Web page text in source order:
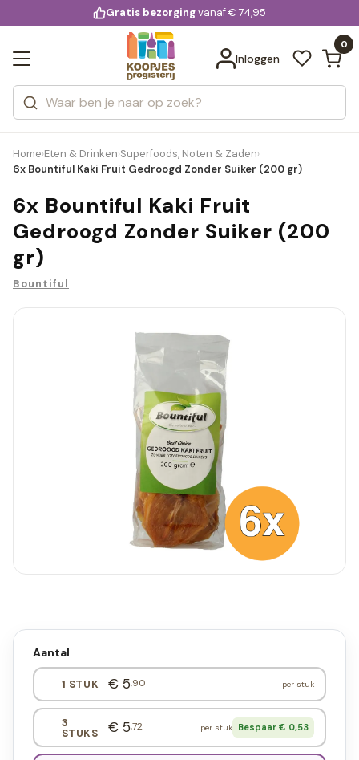
voor 20:00 uur besteld
Gratis bezorgingvanaf € 74,95
Inloggen
0
Zoeken
Categorieën
Merken
Bekijk alle resultaten
Home›Eten & Drinken›Superfoods, Noten & Zaden›
6x Bountiful Kaki Fruit Gedroogd Zonder Suiker (200 gr)
6x Bountiful Kaki Fruit
Gedroogd Zonder Suiker (200
gr)
Bountiful
Aantal
1 STUK € 5,90 per stuk
3
STUKS € 5,72 per stuk Bespaar € 0,53